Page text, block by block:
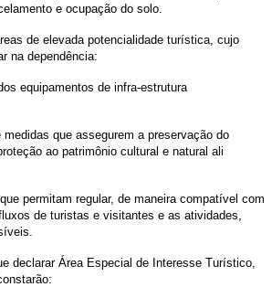
e ocupação do solo.
de elevada potencialidade turística, cujo
na dependência:
equipamentos de infra-estrutura
que assegurem a preservação do
ao patrimônio cultural e natural ali
permitam regular, de maneira compatível com
de turistas e visitantes e as atividades,
Área Especial de Interesse Turístico,